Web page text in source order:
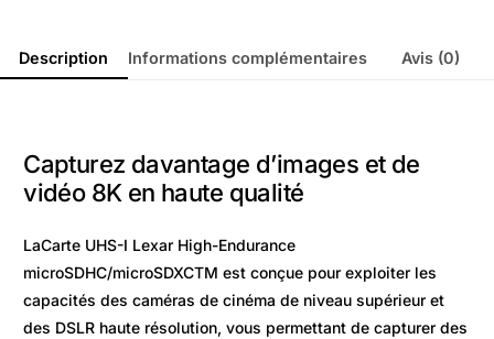
Description Informations complémentaires Avis (0)
Capturez davantage d’images et de
vidéo 8K en haute qualité
LaCarte UHS-I Lexar High-Endurance
microSDHC/microSDXCTM est conçue pour exploiter les
capacités des caméras de cinéma de niveau supérieur et
des DSLR haute résolution, vous permettant de capturer des